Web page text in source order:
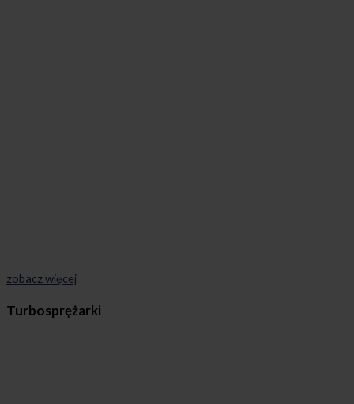
zobacz więcej
Turbosprężarki